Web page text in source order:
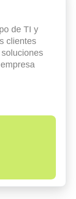
de TI y
clientes